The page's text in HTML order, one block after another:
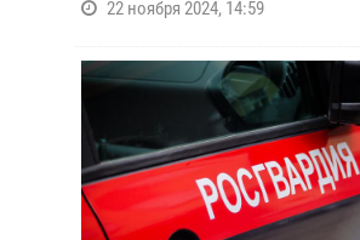
22 ноября 2024, 14:59